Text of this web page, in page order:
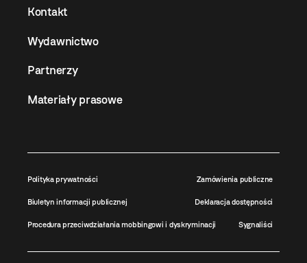
Kontakt
Wydawnictwo
Partnerzy
Materiały prasowe
Polityka prywatności Zamówienia publiczne
Biuletyn informacji publicznej Deklaracja dostępności
Procedura przeciwdziałania mobbingowi i dyskryminacji Sygnaliści